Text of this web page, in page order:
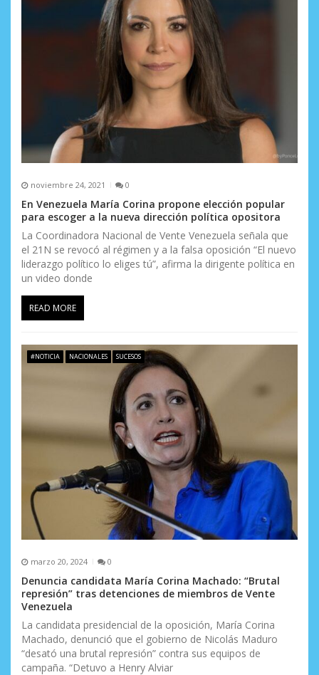
n
a
s
noviembre 24, 2021 0
En Venezuela María Corina propone elección popular
para escoger a la nueva dirección política opositora
La Coordinadora Nacional de Vente Venezuela señala que
el 21N se revocó al régimen y a la falsa oposición “El nuevo
liderazgo político lo eliges tú”, afirma la dirigente política en
un video donde
READ MORE
#NOTICIA NACIONALES SUCESOS
marzo 20, 2024 0
Denuncia candidata María Corina Machado: “Brutal
represión” tras detenciones de miembros de Vente
Venezuela
La candidata presidencial de la oposición, María Corina
Machado, denunció que el gobierno de Nicolás Maduro
“desató una brutal represión” contra sus equipos de
campaña. “Detuvo a Henry Alviar